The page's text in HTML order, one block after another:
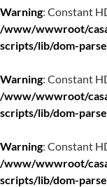
Warning: Constant
/www/wwwroot/
scripts/lib/dom-
Warning: Constant
/www/wwwroot/
scripts/lib/dom-
Warning: Constant
/www/wwwroot/
scripts/lib/dom-